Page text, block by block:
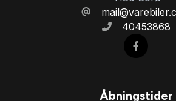
40453868
Åbningstider